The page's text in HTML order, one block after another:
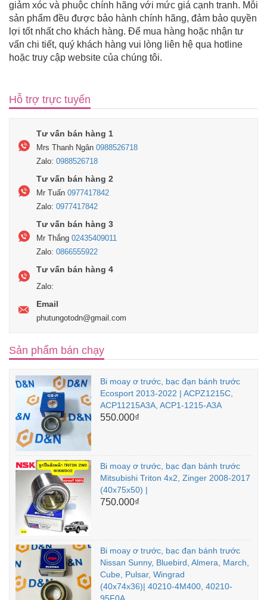
giảm xóc và phuộc chính hãng với mức giá cạnh tranh. Mỗi
sản phẩm đều được bảo hành chính hãng, đảm bảo quyền
lợi tốt nhất cho khách hàng. Để mua hàng hoặc nhận tư
vấn chi tiết, quý khách hàng vui lòng liên hệ qua hotline
hoặc truy cập website của chúng tôi.
Hỗ trợ trực tuyến
Tư vấn bán hàng 1
Mrs Thanh Ngân 0988526718
Zalo: 0988526718
Tư vấn bán hàng 2
Mr Tuấn 0977417842
Zalo: 0977417842
Tư vấn bán hàng 3
Mr Thắng 02435409011
Zalo: 0866555922
Tư vấn bán hàng 4
Zalo:
Email
phutungotodn@gmail.com
Sản phẩm bán chạy
Bi moay ơ trước, bạc đạn bánh trước
Ecosport 2013-2022 | ACPZ1215C,
ACP11215A3A, ACP1-1215-A3A
550.000₫
Bi moay ơ trước, bạc đạn bánh trước
Mitsubishi Triton 4x2, Zinger 2008-2017
(40x75x50) |
750.000₫
Bi moay ơ trước, bạc đạn bánh trước
Nissan Sunny, Bluebird, Almera, March,
Cube, Pulsar, Wingrad
(40x74x36)| 40210-4M400, 40210-